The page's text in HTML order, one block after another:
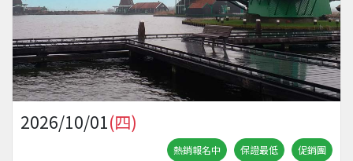
2026/10/01(四)
熱銷報名中 保證最低 促銷團